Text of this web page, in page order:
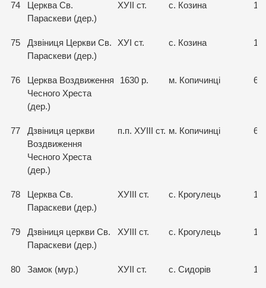
74
Церква Св.
Параскеви (дер.)
ХУІІ ст. с. Козина
75
Дзвіниця Церкви Св.
Параскеви (дер.)
ХУІ ст. с. Козина
76
Церква Воздвиження
Чесного Хреста
(дер.)
1630 р. м. Копичинці
77
Дзвіниця церкви
Воздвиження
Чесного Хреста
(дер.)
п.п. ХУІІІ ст. м. Копичинці
78
Церква Св.
Параскеви (дер.)
ХУІІІ ст. с. Крогулець
79
Дзвіниця церкви Св.
Параскеви (дер.)
ХУІІІ ст. с. Крогулець
80 Замок (мур.) ХУІІ ст. с. Сидорів